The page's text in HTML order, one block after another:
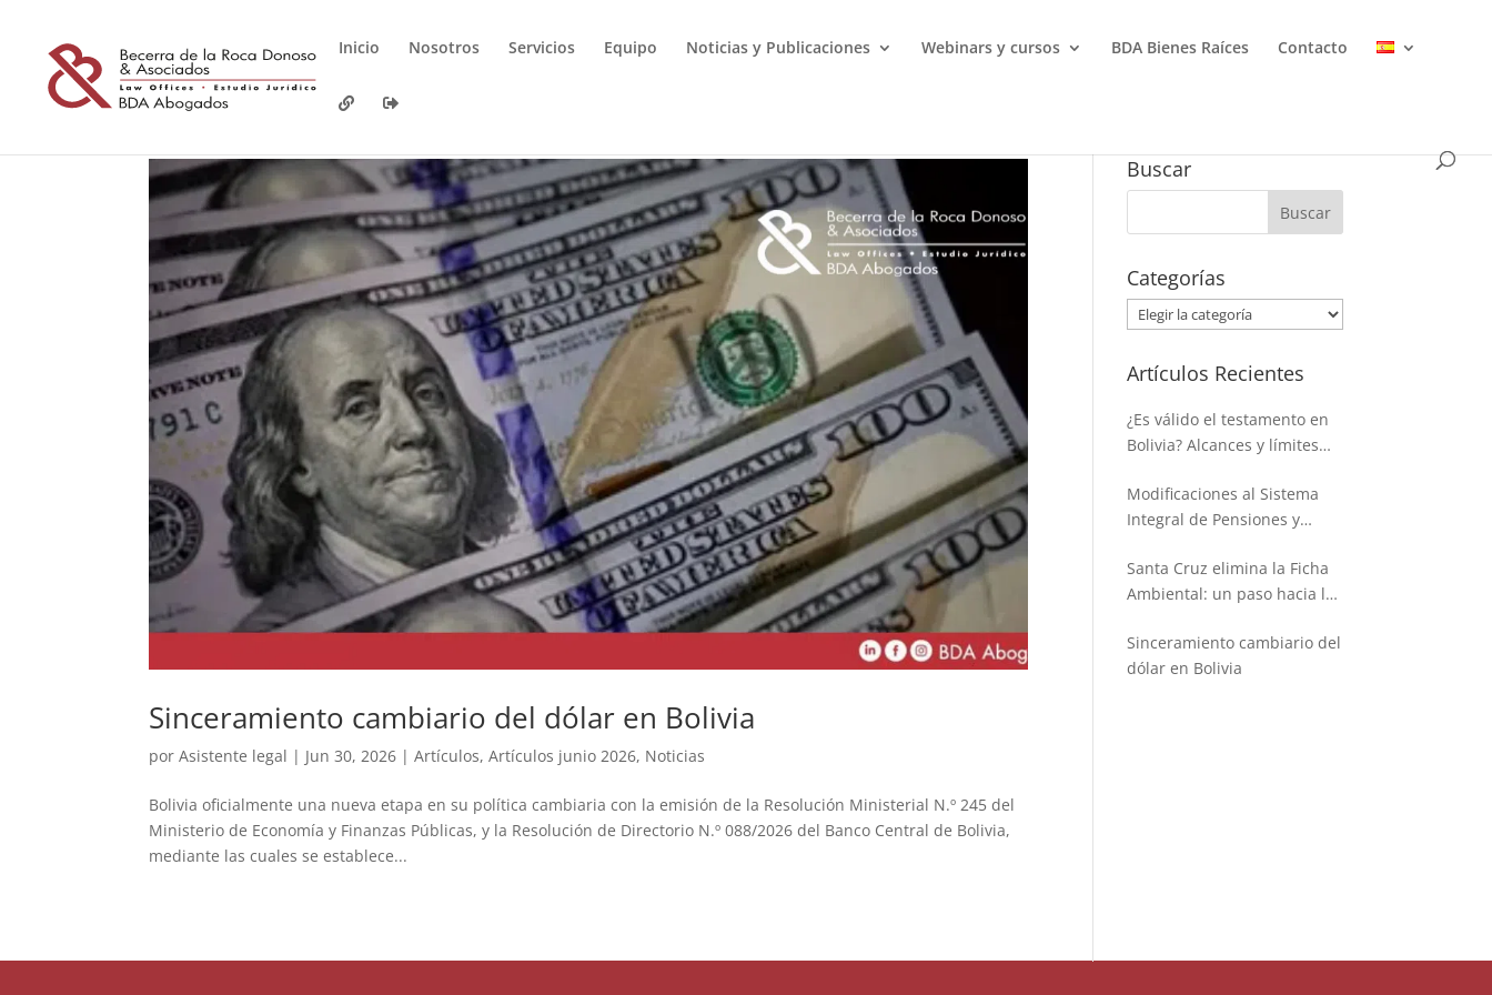
Inicio Nosotros Servicios Equipo Noticias y Publicaciones Webinars y cursos BDA Bienes Raíces Contacto
Sinceramiento cambiario del dólar en Bolivia
porAsistente legal | Jun 30, 2026 |Artículos,Artículos junio 2026, Noticias
Bolivia oficialmente una nueva etapa en su política cambiaria con la emisión de la Resolución Ministerial N.º 245 del
Ministerio de Economía y Finanzas Públicas, y la Resolución de Directorio N.º 088/2026 del Banco Central de Bolivia,
mediante las cuales se establece...
Buscar
Categorías
Categorías
Artículos Recientes
¿Es válido el testamento en
Bolivia? Alcances y límites
hereditaria
Modificaciones al Sistema
Integral de Pensiones y
Santa Cruz elimina la Ficha
Ambiental: un paso hacia la
Sinceramiento cambiario del
dólar en Bolivia